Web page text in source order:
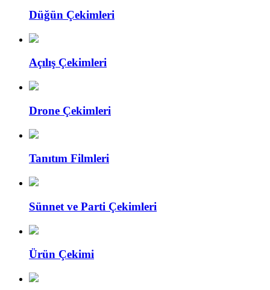
Düğün Çekimleri
Açılış Çekimleri
Drone Çekimleri
Tanıtım Filmleri
Sünnet ve Parti Çekimleri
Ürün Çekimi